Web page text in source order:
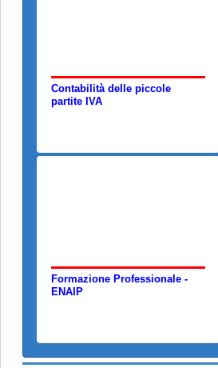
Contabilità delle piccole
partite IVA
Formazione Professionale -
ENAIP